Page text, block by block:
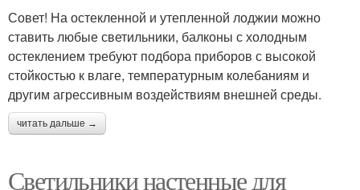
Совет! На остекленной и утепленной лоджии можно
ставить любые светильники, балконы с холодным
остеклением требуют подбора приборов с высокой
стойкостью к влаге, температурным колебаниям и
другим агрессивным воздействиям внешней среды.
читать дальше →
Светильники настенные для